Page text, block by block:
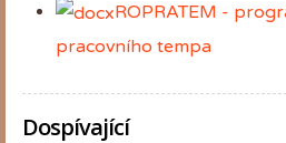
ROPRATEM -
pracovního tempa
Dospívající